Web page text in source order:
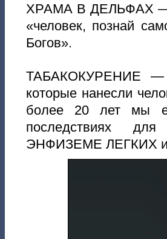
ХРАМА В ДЕЛЬФАХ —
«человек, познай
Богов».
ТАБАКОКУРЕНИЕ —
которые нанесли
более 20 лет мы
последствиях
ЭНФИЗЕМЕ ЛЕГКИХ и